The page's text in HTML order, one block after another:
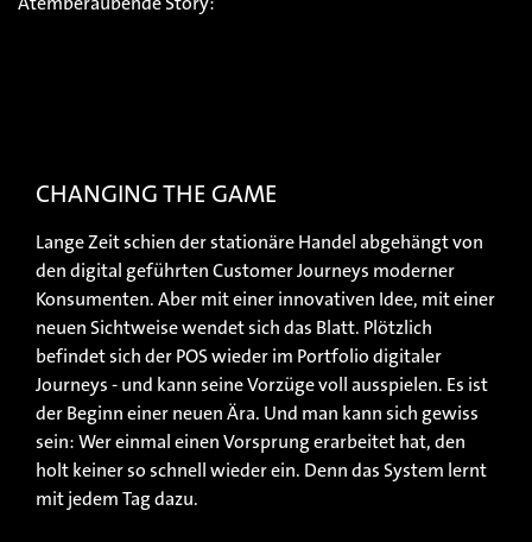
CHANGING THE GAME
Lange Zeit schien der stationäre Handel abgehängt von
den digital geführten Customer Journeys moderner
Konsumenten. Aber mit einer innovativen Idee, mit einer
neuen Sichtweise wendet sich das Blatt. Plötzlich
befindet sich der POS wieder im Portfolio digitaler
Journeys - und kann seine Vorzüge voll ausspielen. Es ist
der Beginn einer neuen Ära. Und man kann sich gewiss
sein: Wer einmal einen Vorsprung erarbeitet hat, den
holt keiner so schnell wieder ein. Denn das System lernt
mit jedem Tag dazu.